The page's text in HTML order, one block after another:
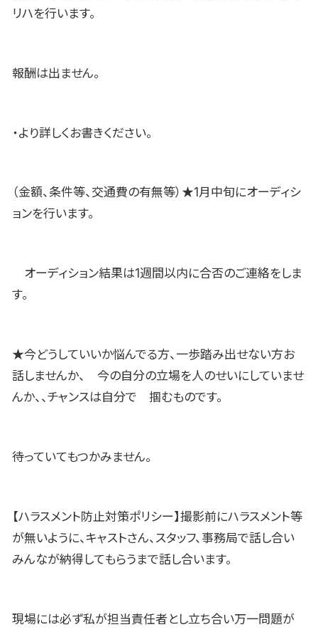
リハを行います。
報酬は出ません。
・より詳しくお書きください。
（金額、条件等、交通費の有無等）★1月中旬にオーディシ
ョンを行います。
オーディション結果は1週間以内に合否のご連絡をしま
す。
★今どうしていいか悩んでる方、一歩踏み出せない方お
話しませんか、 今の自分の立場を人のせいにしていませ
んか、、チャンスは自分で 掴むものです。
待っていてもつかみません。
【ハラスメント防止対策ポリシー】撮影前にハラスメント等
が無いように、キャストさん、スタッフ、事務局で話し合い
みんなが納得してもらうまで話し合います。
現場には必ず私が担当責任者とし立ち合い万一問題が